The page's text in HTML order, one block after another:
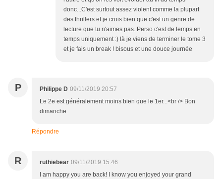
donc...C'est surtout assez violent comme la plupart
des thrillers et je crois bien que c'est un genre de
lecture que tu n'aimes pas. Perso c'est de temps en
temps uniquement :) là je viens de terminer le tome 3
et je fais un break ! bisous et une douce journée
P Philippe D 09/11/2019 20:57
Le 2e est généralement moins bien que le 1er...<br /> Bon
dimanche.
Répondre
R ruthiebear 09/11/2019 15:46
I am happy you are back! I know you enjoyed your grand